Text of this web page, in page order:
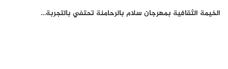
الخيمة الثقافية بمهرجان سلام بالرحامنة تحتفي بالتجربة…